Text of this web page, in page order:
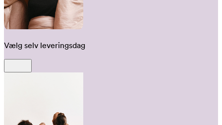
Vælg selv leveringsdag